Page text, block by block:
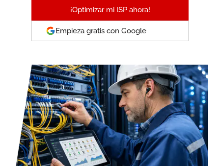
¡Optimizar mi ISP ahora!
Empieza gratis con Google